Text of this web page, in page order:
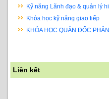
Kỹ năng Lãnh đạo & quản lý
Khóa học kỹ năng giao tiếp
KHÓA HỌC QUẢN ĐỐC
Liên kết